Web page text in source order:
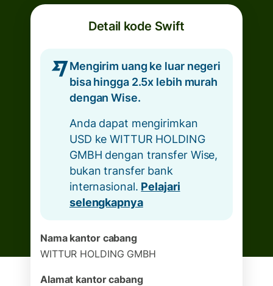
Detail kode Swift
Mengirim uang ke luar negeri
bisa hingga 2.5x lebih murah
dengan Wise.
Anda dapat mengirimkan
USD ke WITTUR HOLDING
GMBH dengan transfer Wise,
bukan transfer bank
internasional. Pelajari
selengkapnya
Nama kantor cabang
WITTUR HOLDING GMBH
Alamat kantor cabang